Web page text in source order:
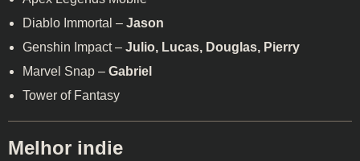
Diablo Immortal – Jason
Genshin Impact – Julio, Lucas, Douglas, Pierry
Marvel Snap – Gabriel
Tower of Fantasy
Melhor indie